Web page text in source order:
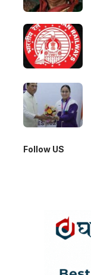
Follow US